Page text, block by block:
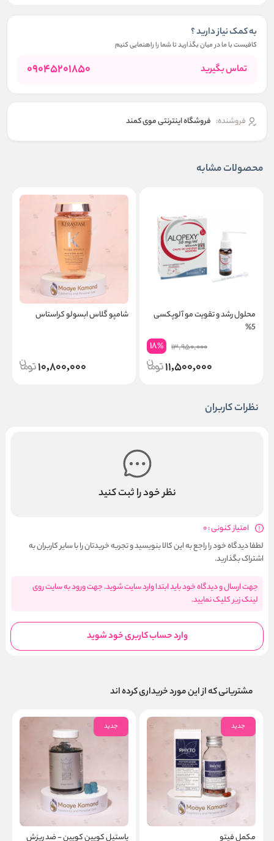
به کمک نیاز دارید ؟
کافیست با ما در میان بگذارید تا شما را راهنمایی کنیم
تماس بگیرید 09045201850
فروشنده: فروشگاه اینترنتی موی کمند
محصولات مشابه
محلول رشد و تقویت مو آلوپکسی
5%
13,950,000
18%
11,500,000
شامپو گلاس ابسولو کراستاس
10,800,000
نظرات کاربران
نظر خود را ثبت کنید
امتیاز کنونی : 0
لطفا دیدگاه خود را راجع به این کالا بنویسید و تجربه خریدتان را با سایر کاربران به
اشتراک بگذارید.
جهت ارسال و دیدگاه خود باید ابتدا وارد سایت شوید. جهت ورود به سایت روی
لینک زیر کلیک نمایید.
وارد حساب کاربری خود شوید
مشتریانی که از این مورد خریداری کرده اند
جدید
مکمل فیتو
جدید
پاستیل کویین کویین - ضد ریزش